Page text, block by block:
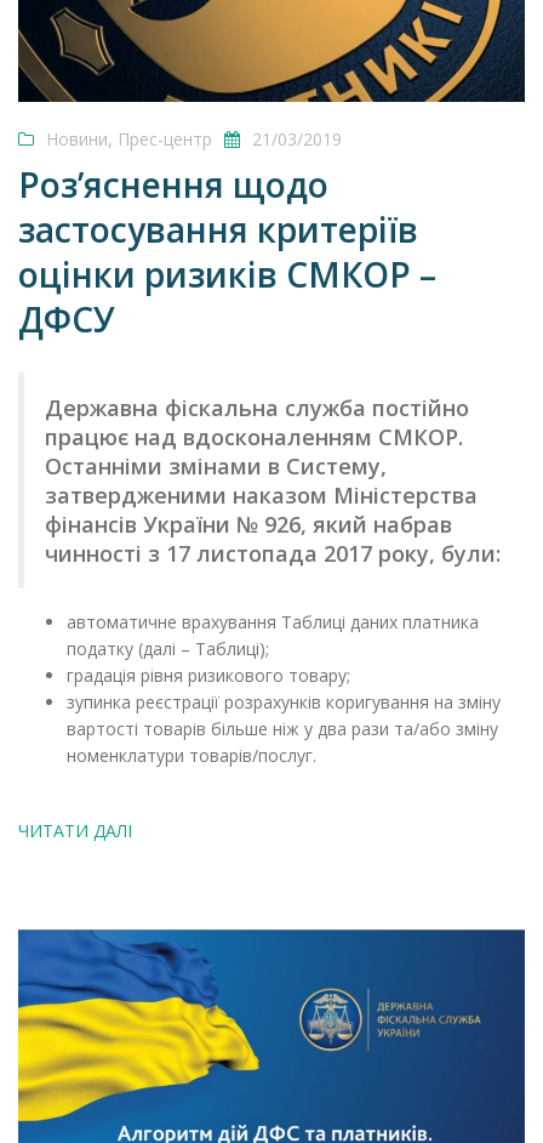
Новини, Прес-центр 21/03/2019
Роз’яснення щодо
застосування критеріїв
оцінки ризиків СМКОР –
ДФСУ
Державна фіскальна служба постійно
працює над вдосконаленням СМКОР.
Останніми змінами в Систему,
затвердженими наказом Міністерства
фінансів України № 926, який набрав
чинності з 17 листопада 2017 року, були:
автоматичне врахування Таблиці даних платника
податку (далі – Таблиці);
градація рівня ризикового товару;
зупинка реєстрації розрахунків коригування на зміну
вартості товарів більше ніж у два рази та/або зміну
номенклатури товарів/послуг.
ЧИТАТИ ДАЛІ